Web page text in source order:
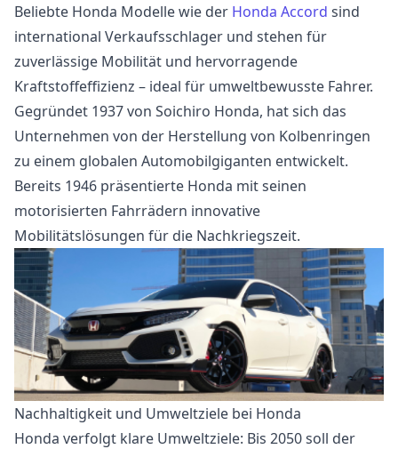
Beliebte Honda Modelle wie der Honda Accord sind
international Verkaufsschlager und stehen für
zuverlässige Mobilität und hervorragende
Kraftstoffeffizienz – ideal für umweltbewusste Fahrer.
Gegründet 1937 von Soichiro Honda, hat sich das
Unternehmen von der Herstellung von Kolbenringen
zu einem globalen Automobilgiganten entwickelt.
Bereits 1946 präsentierte Honda mit seinen
motorisierten Fahrrädern innovative
Mobilitätslösungen für die Nachkriegszeit.
Nachhaltigkeit und Umweltziele bei Honda
Honda verfolgt klare Umweltziele: Bis 2050 soll der